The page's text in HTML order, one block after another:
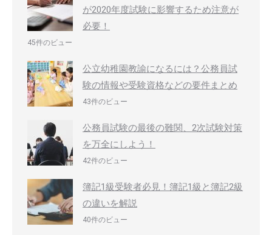
が2020年度試験に影響するため注意が
必要！
45件のビュー
公立幼稚園教諭になるには？公務員試
験の情報や受験資格などの要件まとめ
43件のビュー
公務員試験の最後の難関、2次試験対策
を万全にしよう！
42件のビュー
簿記1級受験者必見！簿記1級と簿記2級
の違いを解説
40件のビュー